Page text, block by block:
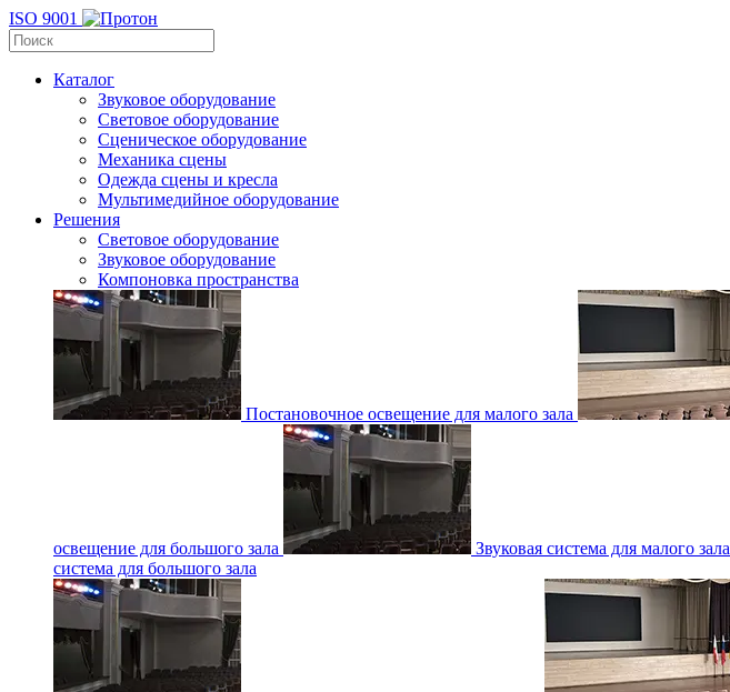
ISO 9001
Каталог
Звуковое оборудование
Световое оборудование
Сценическое оборудование
Механика сцены
Одежда сцены и кресла
Мультимедийное оборудование
Решения
Световое оборудование
Звуковое оборудование
Компоновка пространства
Постановочное освещение для малого зала
освещение для большого зала Звуковая система для малого зала
система для большого зала